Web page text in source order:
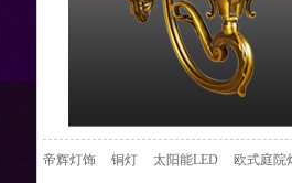
帝辉灯饰 铜灯 太阳能LED 欧式庭院